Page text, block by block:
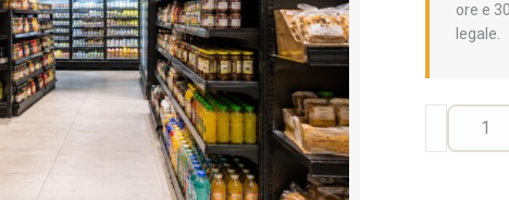
ore e
legale.
Formazione